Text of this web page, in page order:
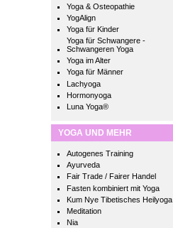
Yoga & Osteopathie
YogAlign
Yoga für Kinder
Yoga für Schwangere -
Schwangeren Yoga
Yoga im Alter
Yoga für Männer
Lachyoga
Hormonyoga
Luna Yoga®
YOGA UND MEHR
Autogenes Training
Ayurveda
Fair Trade / Fairer Handel
Fasten kombiniert mit Yoga
Kum Nye Tibetisches Heilyoga
Meditation
Nia